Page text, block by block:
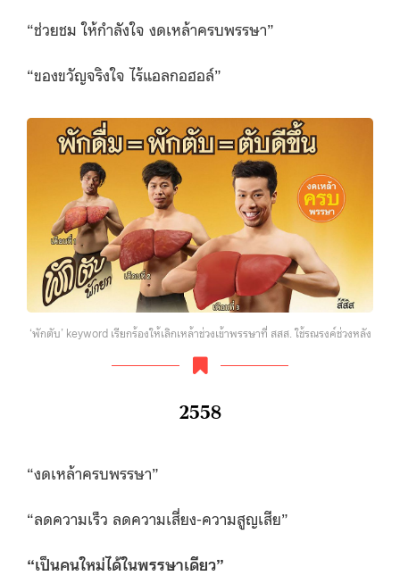
“ช่วยชม ให้กำลังใจ งดเหล้าครบพรรษา”
“ของขวัญจริงใจ ไร้แอลกอฮอล์”
‘พักตับ’ keyword เรียกร้องให้เลิกเหล้าช่วงเข้าพรรษาที่ สสส. ใช้รณรงค์ช่วงหลัง
2558
“งดเหล้าครบพรรษา”
“ลดความเร็ว ลดความเสี่ยง-ความสูญเสีย”
“เป็นคนใหม่ได้ในพรรษาเดียว”